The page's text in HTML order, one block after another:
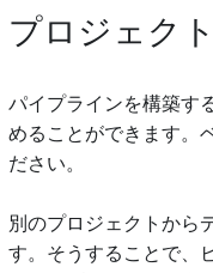
プロジェク
パイプラインを構築す
めることができます。
ださい。
別のプロジェクトから
す。そうすることで、